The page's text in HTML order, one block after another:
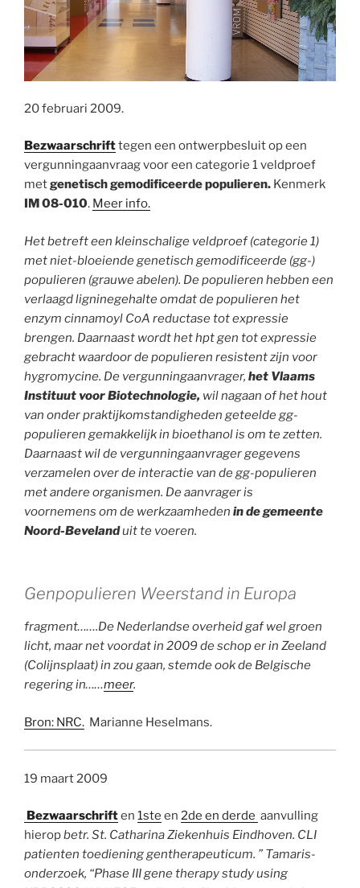
20 februari 2009.
Bezwaarschrifttegen een ontwerpbesluit op een
vergunningaanvraag voor een categorie 1 veldproef
metgenetisch gemodificeerde populieren. Kenmerk
IM 08-010. Meer info.
Het betreft een kleinschalige veldproef (categorie 1)
met niet-bloeiende genetisch gemodificeerde (gg-)
populieren (grauwe abelen). De populieren hebben een
verlaagd ligninegehalte omdat de populieren het
enzym cinnamoyl CoA reductase tot expressie
brengen. Daarnaast wordt het hpt gen tot expressie
gebracht waardoor de populieren resistent zijn voor
hygromycine. De vergunningaanvrager, het Vlaams
Instituut voor Biotechnologie, wil nagaan of het hout
van onder praktijkomstandigheden geteelde gg-
populieren gemakkelijk in bioethanol is om te zetten.
Daarnaast wil de vergunningaanvrager gegevens
verzamelen over de interactie van de gg-populieren
met andere organismen. De aanvrager is
voornemens om de werkzaamheden in de gemeente
Noord-Bevelanduit te voeren.
Genpopulieren Weerstand in Europa
fragment…….De Nederlandse overheid gaf wel groen
licht, maar net voordat in 2009 de schop er in Zeeland
(Colijnsplaat) in zou gaan, stemde ook de Belgische
regering in……meer.
Bron: NRC. Marianne Heselmans.
19 maart 2009
Bezwaarschriften 1ste en 2de en derde aanvulling
hieropbetr. St. Catharina Ziekenhuis Eindhoven. CLI
patienten toediening gentherapeuticum. ” Tamaris-
onderzoek, “Phase III gene therapy study using